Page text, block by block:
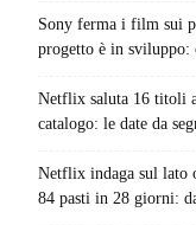
Sony ferma i film sui
progetto è in sviluppo:
Netflix saluta 16 titoli
catalogo: le date da
Netflix indaga sul lato
84 pasti in 28 giorni: